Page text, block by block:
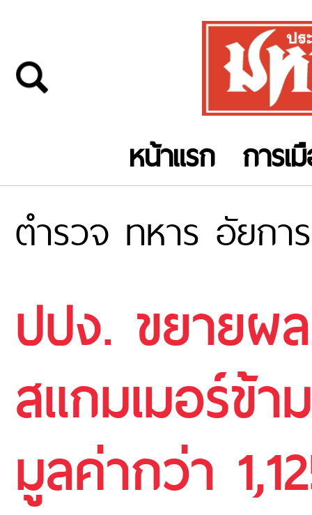
หน้าแรก การเ
ตำรวจ ทหาร อัยก
ปปง. ขยายผ
สแกมเมอร์ข้
มูลค่ากว่า